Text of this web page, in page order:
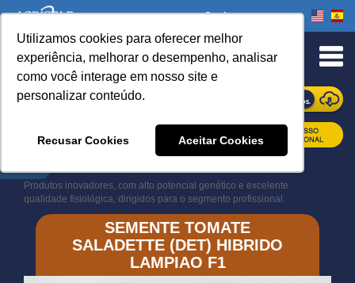
Utilizamos cookies para oferecer melhor
experiência, melhorar o desempenho, analisar
como você interage em nosso site e
personalizar conteúdo.
Recusar Cookies Aceitar Cookies
Onde comprar
ONDE COMPRAR
Produtos inovadores, com alto potencial genético e excelente
qualidade fisiológica, dirigidos para o segmento profissional.
SEMENTE TOMATE
SALADETTE (DET) HIBRIDO
LAMPIAO F1